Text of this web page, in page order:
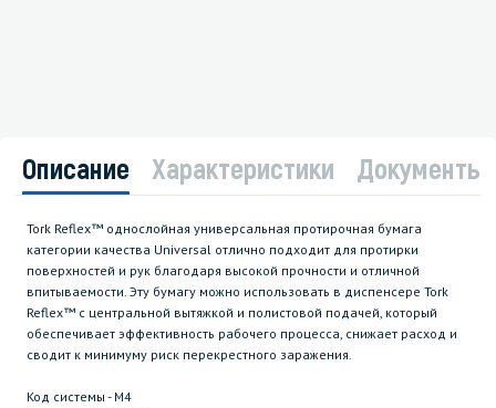
Описание Характеристики Документы
Tork Reflex™ однослойная универсальная протирочная бумага
категории качества Universal отлично подходит для протирки
поверхностей и рук благодаря высокой прочности и отличной
впитываемости. Эту бумагу можно использовать в диспенсере Tork
Reflex™ с центральной вытяжкой и полистовой подачей, который
обеспечивает эффективность рабочего процесса, снижает расход и
сводит к минимуму риск перекрестного заражения.
Код системы - М4